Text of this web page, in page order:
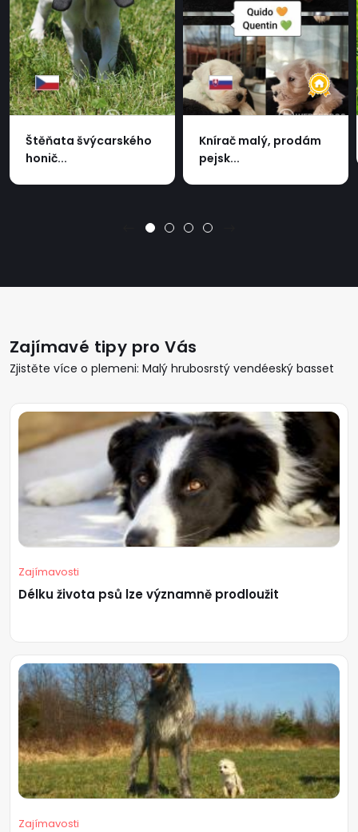
Štěňata švýcarského
honič...
Knírač malý, prodám
pejsk...
Zajímavé tipy pro Vás
Zjistěte více o plemeni: Malý hrubosrstý vendéeský basset
Zajímavosti
Délku života psů lze významně prodloužit
Zajímavosti